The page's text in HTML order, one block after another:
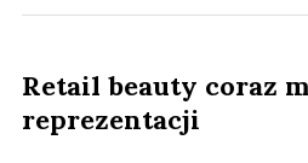
Retail beauty coraz
reprezentacji